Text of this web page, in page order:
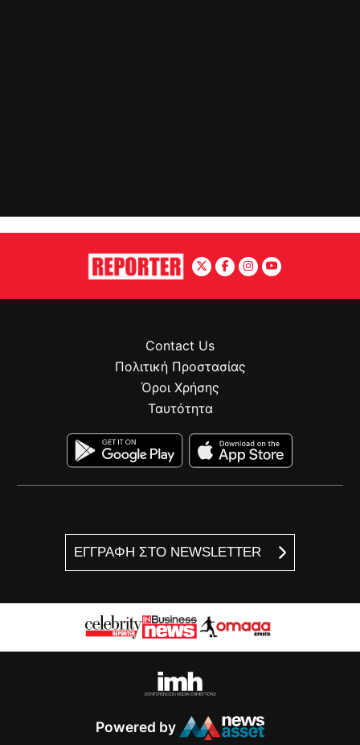
ΕΓΓΡΑΦΗ ΣΤΟ NEWSLETTER
Contact Us
Πολιτική Προστασίας
Όροι Χρήσης
Ταυτότητα
Powered by